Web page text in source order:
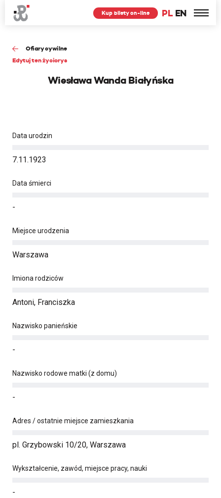
PL EN
Kup bilety on-line
Ofiary cywilne
Edytuj ten życiorys
Wiesława Wanda Białyńska
Data urodzin
7.11.1923
Data śmierci
-
Miejsce urodzenia
Warszawa
Imiona rodziców
Antoni, Franciszka
Nazwisko panieńskie
-
Nazwisko rodowe matki (z domu)
-
Adres / ostatnie miejsce zamieszkania
pl. Grzybowski 10/20, Warszawa
Wykształcenie, zawód, miejsce pracy, nauki
-